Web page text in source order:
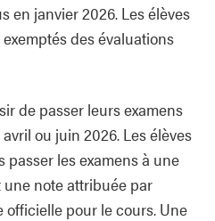
en janvier 2026. Les élèves
des évaluations
de passer leurs examens
ou juin 2026. Les élèves
les examens à une
note attribuée par
officielle pour le cours. Une